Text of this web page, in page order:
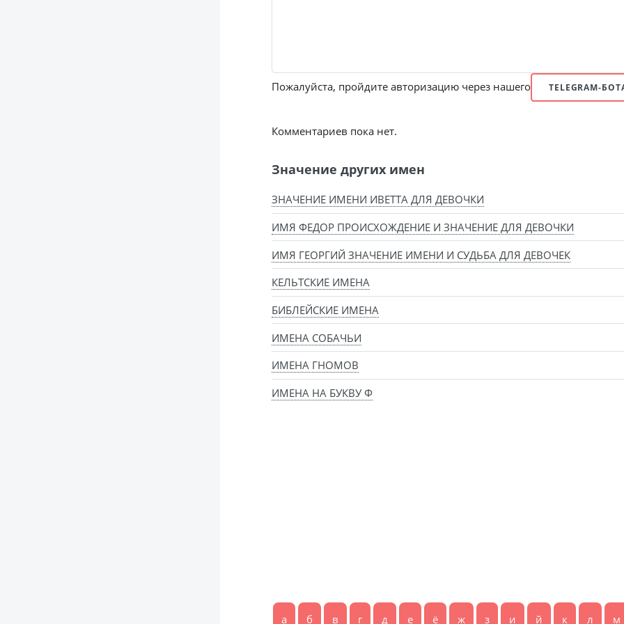
Пожалуйста, пройдите авторизацию через нашего TELEGRAM-
Комментариев пока нет.
Значение других имен
ЗНАЧЕНИЕ ИМЕНИ ИВЕТТА ДЛЯ ДЕВОЧКИ
ИМЯ ФЕДОР ПРОИСХОЖДЕНИЕ И ЗНАЧЕНИЕ ДЛЯ ДЕВОЧКИ
ИМЯ ГЕОРГИЙ ЗНАЧЕНИЕ ИМЕНИ И СУДЬБА ДЛЯ ДЕВОЧЕК
КЕЛЬТСКИЕ ИМЕНА
БИБЛЕЙСКИЕ ИМЕНА
ИМЕНА СОБАЧЬИ
ИМЕНА ГНОМОВ
ИМЕНА НА БУКВУ Ф
а б в г д е ё ж з и й к л м